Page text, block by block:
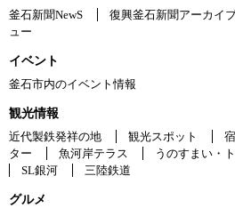
釜石新聞NewS
復興釜石新聞アーカイ
ュー
イベント
釜石市内のイベント情報
観光情報
近代製鉄発祥の地
観光スポット
ター
魚河岸テラス うのすまい・
SL銀河
三陸鉄道
グルメ